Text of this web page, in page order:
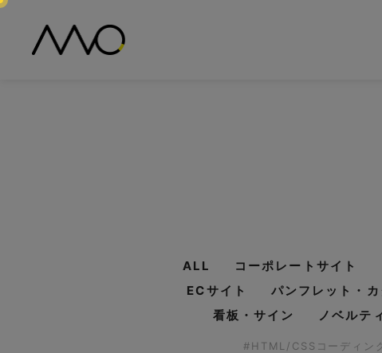
ALL コーポレートサイト
ECサイト
パンフレット・
看板・サイン
ノベルテ
#HTML/CSSコーディン